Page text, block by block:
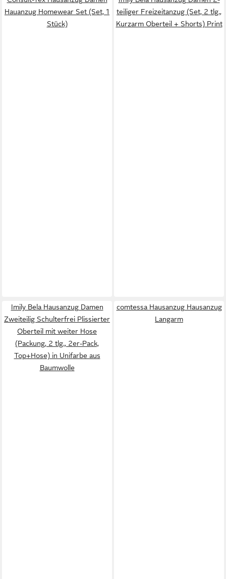
Hauanzug Homewear Set (Set, 1
Stück)
teiliger Freizeitanzug (Set, 2 tlg.,
Kurzarm Oberteil + Shorts) Print
Imily Bela Hausanzug Damen
Zweiteilig Schulterfrei Plissierter
Oberteil mit weiter Hose
(Packung, 2 tlg., 2er-Pack,
Top+Hose) in Unifarbe aus
Baumwolle
comtessa Hausanzug Hausanzug
Langarm